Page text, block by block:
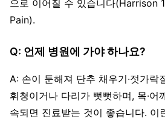
으로 이어질 수 있습니다(Harrison
Pain).
Q: 언제 병원에 가야 하나요?
A: 손이 둔해져 단추 채우기·젓가락
휘청이거나 다리가 뻣뻣하며, 목·어
속되면 진료받는 것이 좋습니다. 이